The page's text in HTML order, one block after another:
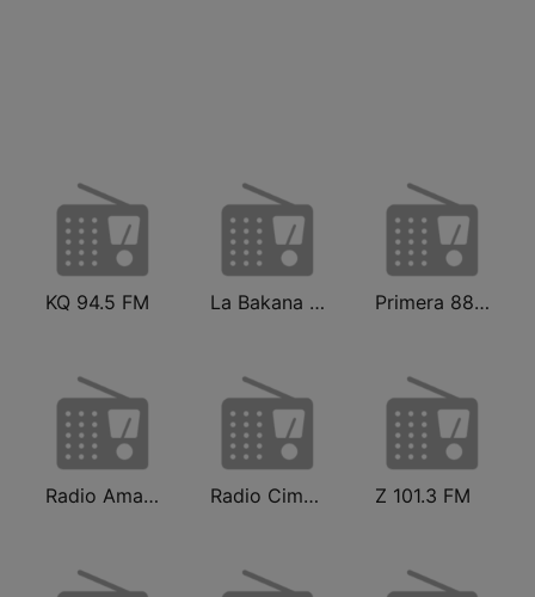
KQ 94.5 FM La Bakana FM Primera 88.1 FM
Radio Amanecer Internacional Radio Cima 100.5 FM Z 101.3 FM